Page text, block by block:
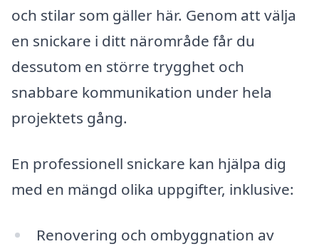
och stilar som gäller här. Genom att välja
en snickare i ditt närområde får du
dessutom en större trygghet och
snabbare kommunikation under hela
projektets gång.
En professionell snickare kan hjälpa dig
med en mängd olika uppgifter, inklusive:
Renovering och ombyggnation av